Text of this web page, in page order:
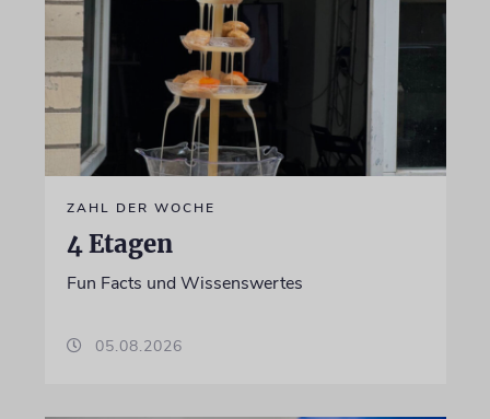
ZAHL DER WOCHE
4 Etagen
Fun Facts und Wissenswertes
05.08.2026